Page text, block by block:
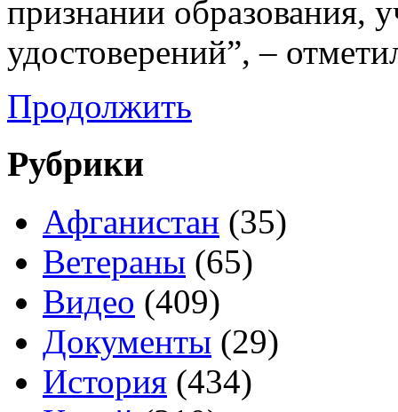
признании образования,
удостоверений”, –
Продолжить
Рубрики
Афганистан (35)
Ветераны (65)
Видео (409)
Документы (29)
История (434)